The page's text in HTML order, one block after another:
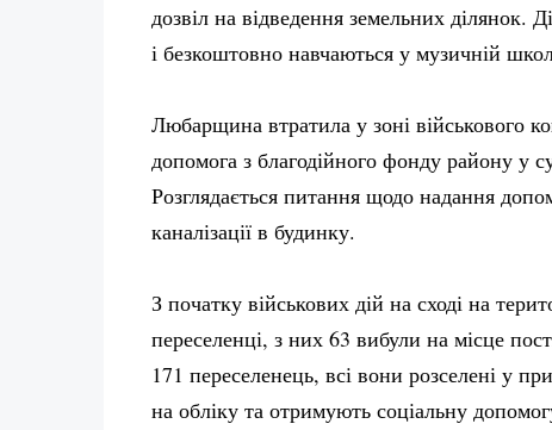
дозвіл на відведення земельних ділянок.
і безкоштовно навчаються у музичній
Любарщина втратила у зоні військового
допомога з благодійного фонду району у
Розглядається питання щодо надання
каналізації в будинку.
З початку військових дій на сході на
переселенці, з них 63 вибули на місце
171 переселенець, всі вони розселені у
на обліку та отримують соціальну